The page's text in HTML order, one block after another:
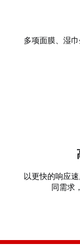
多项面膜、湿
以更快的响应
同需求